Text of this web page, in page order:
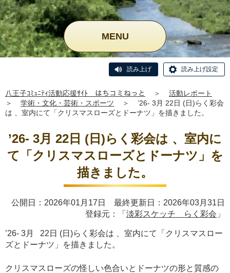
MENU
読み上げ 読み上げ設定
八王子ｺﾐｭﾆﾃｨ活動応援ｻｲﾄ はちコミねっと ＞
活動レポート
＞
学術・文化・芸術・スポーツ ＞
’26- 3月 22日 (日)らく彩会
は 、室内にて「クリスマスローズとドーナツ」を描きました。
’26- 3月 22日 (日)らく彩会は 、室内に
て「クリスマスローズとドーナツ」を
描きました。
公開日：2026年01月17日 最終更新日：2026年03月31日
登録元：「 淡彩スケッチ らく彩会 」
’26- 3月 22日 (日)らく彩会は 、室内にて「クリスマスロー
ズとドーナツ」を描きました。
クリスマスローズの怪しい色合いとドーナツの形と質感の